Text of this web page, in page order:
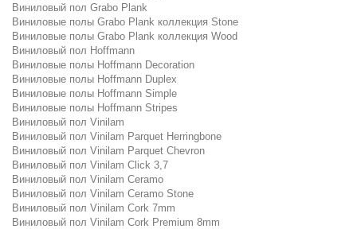
Виниловый пол Grabo Plank
Виниловые полы Grabo Plank коллекция Stone
Виниловые полы Grabo Plank коллекция Wood
Виниловый пол Hoffmann
Виниловые полы Hoffmann Decoration
Виниловые полы Hoffmann Duplex
Виниловые полы Hoffmann Simple
Виниловые полы Hoffmann Stripes
Виниловый пол Vinilam
Виниловый пол Vinilam Parquet Herringbone
Виниловый пол Vinilam Parquet Chevron
Виниловый пол Vinilam Click 3,7
Виниловый пол Vinilam Ceramo
Виниловый пол Vinilam Ceramo Stone
Виниловый пол Vinilam Cork 7mm
Виниловый пол Vinilam Cork Premium 8mm